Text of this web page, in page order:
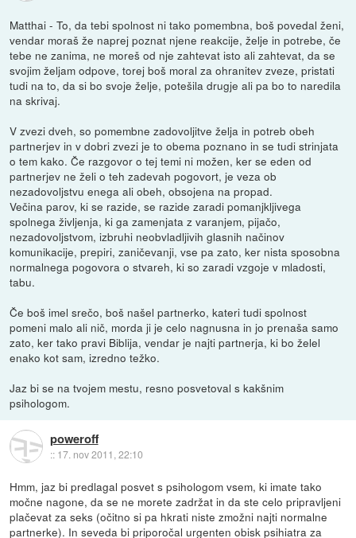
Matthai - To, da tebi spolnost ni tako pomembna, boš povedal ženi,
vendar moraš že naprej poznat njene reakcije, želje in potrebe, če
tebe ne zanima, ne moreš od nje zahtevat isto ali zahtevat, da se
svojim željam odpove, torej boš moral za ohranitev zveze, pristati
tudi na to, da si bo svoje želje, potešila drugje ali pa bo to naredila
na skrivaj.
V zvezi dveh, so pomembne zadovoljitve želja in potreb obeh
partnerjev in v dobri zvezi je to obema poznano in se tudi strinjata
o tem kako. Če razgovor o tej temi ni možen, ker se eden od
partnerjev ne želi o teh zadevah pogovort, je veza ob
nezadovoljstvu enega ali obeh, obsojena na propad.
Večina parov, ki se razide, se razide zaradi pomanjkljivega
spolnega življenja, ki ga zamenjata z varanjem, pijačo,
nezadovoljstvom, izbruhi neobvladljivih glasnih načinov
komunikacije, prepiri, zaničevanji, vse pa zato, ker nista sposobna
normalnega pogovora o stvareh, ki so zaradi vzgoje v mladosti,
tabu.
Če boš imel srečo, boš našel partnerko, kateri tudi spolnost
pomeni malo ali nič, morda ji je celo nagnusna in jo prenaša samo
zato, ker tako pravi Biblija, vendar je najti partnerja, ki bo želel
enako kot sam, izredno težko.
Jaz bi se na tvojem mestu, resno posvetoval s kakšnim
psihologom.
poweroff
:: 17. nov 2011, 22:10
Hmm, jaz bi predlagal posvet s psihologom vsem, ki imate tako
močne nagone, da se ne morete zadržat in da ste celo pripravljeni
plačevat za seks (očitno si pa hkrati niste zmožni najti normalne
partnerke). In seveda bi priporočal urgenten obisk psihiatra za